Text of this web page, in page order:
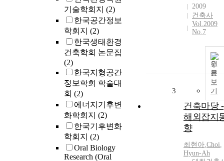
기술학회지 (2)
한국공간정보
학회지 (2)
한국생태환경
건축학회 논문집
(2)
한국지형공간
정보학회 학술대
회 (2)
에너지기후변
화학회지 (2)
한국기후변화
학회지 (2)
Oral Biology
Research (Oral
2009
건축사
Vol.2009
No.7
원
문
보
기
3
건축마당 -
해외잡지
향
최현아,Choi,
Hyun-Ah